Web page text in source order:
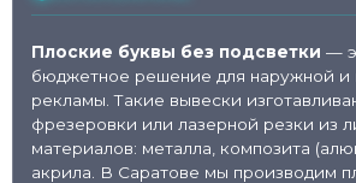
Баннеры/растяжки
🅿️Штендеры и мобильная
Плоские буквы без подсветки —
бюджетное решение для наружной и
рекламы. Такие вывески
фрезеровки или лазерной резки из
материалов: металла, композита
акрила. В Саратове мы производим